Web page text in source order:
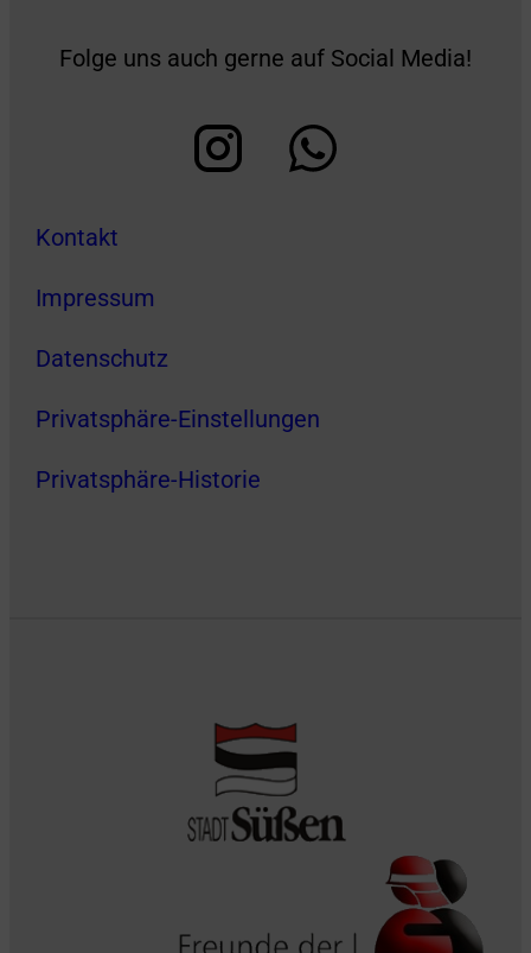
Folge uns auch gerne auf Social Media!
Kontakt
Impressum
Datenschutz
Privatsphäre-Einstellungen
Privatsphäre-Historie